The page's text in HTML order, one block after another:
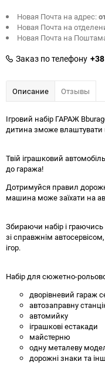
Новая Почта на адрес:
Новая Почта на
Новая Почта на
Заказ по телефону
Описание Отзывы
Ігровий набір ГАРАЖ
дитина зможе влаштувати
Твій іграшковий
до гаража!
Дотримуйся правил
машина може заїхати на
Збираючи набір і
зі справжнім
ігор.
Набір для сюжетно-
дворівневий гараж
автозаправну
автомийку
іграшкові естакади
майстерню
одну металеву
дорожні знаки та